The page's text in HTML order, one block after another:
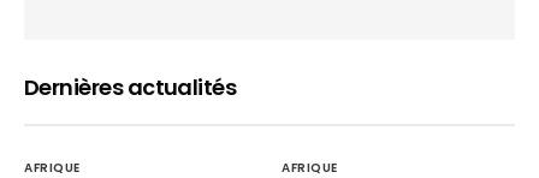
Dernières actualités
AFRIQUE AFRIQUE